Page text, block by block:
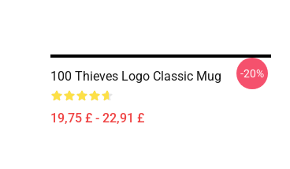
100 Thieves Logo Classic Mug
19,75 £ - 22,91 £
-20%